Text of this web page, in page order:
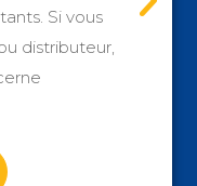
Si vous
distributeur,